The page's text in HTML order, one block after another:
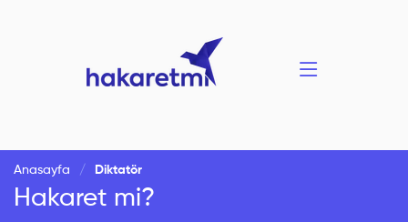
Anasayfa Diktatör
Hakaret mi?